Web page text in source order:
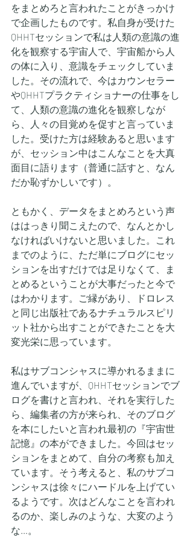
をまとめろと言われたことがきっかけ
で企画したものです。私自身が受けた
QHHTセッションで私は人類の意識の進
化を観察する宇宙人で、宇宙船から人
の体に入り、意識をチェックしていま
した。その流れで、今はカウンセラー
やQHHTプラクティショナーの仕事をし
て、人類の意識の進化を観察しなが
ら、人々の目覚めを促すと言っていま
した。受けた方は経験あると思います
が、セッション中はこんなことを大真
面目に語ります（普通に話すと、なん
だか恥ずかしいです）。
ともかく、データをまとめろという声
ははっきり聞こえたので、なんとかし
なければいけないと思いました。これ
までのように、ただ単にブログにセッ
ションを出すだけでは足りなくて、ま
とめるということが大事だったと今で
はわかります。ご縁があり、ドロレス
と同じ出版社であるナチュラルスピリ
ット社から出すことができたことを大
変光栄に思っています。
私はサブコンシャスに導かれるままに
進んでいますが、QHHTセッションでブ
ログを書けと言われ、それを実行した
ら、編集者の方が来られ、そのブログ
を本にしたいと言われ最初の『宇宙世
記憶』の本ができました。今回はセッ
ションをまとめて、自分の考察も加え
ています。そう考えると、私のサブコ
ンシャスは徐々にハードルを上げてい
るようです。次はどんなことを言われ
るのか、楽しみのような、大変のよう
な…。